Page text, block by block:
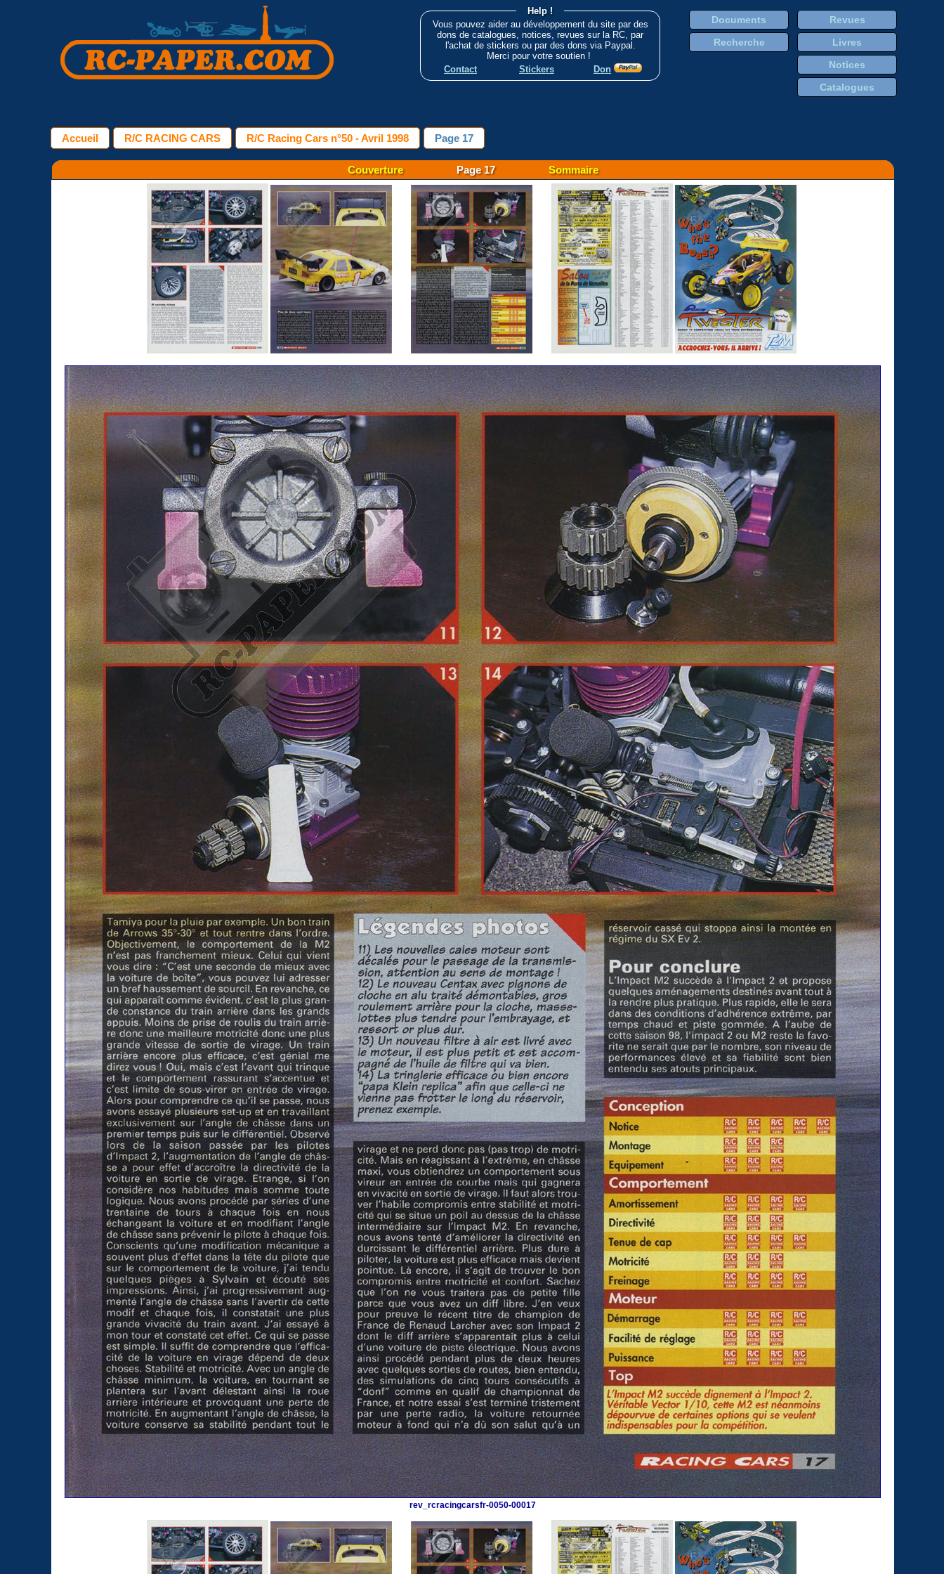
Help !
Vous pouvez aider au développement du site par des
dons de catalogues, notices, revues sur la RC, par
l'achat de stickers ou par des dons via Paypal.
Merci pour votre soutien !
Contact
Stickers Don
Documents
Recherche
Revues
Livres
Notices
Catalogues
Accueil R/C RACING CARS R/C Racing Cars n°50 - Avril 1998 Page 17
CouverturePage 17 Sommaire
rev_rcracingcarsfr-0050-00017